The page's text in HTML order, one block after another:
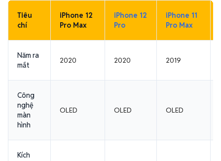
chí
Pro Max
Pro
Pro Max
mắt
nghệ
màn
hình
thước